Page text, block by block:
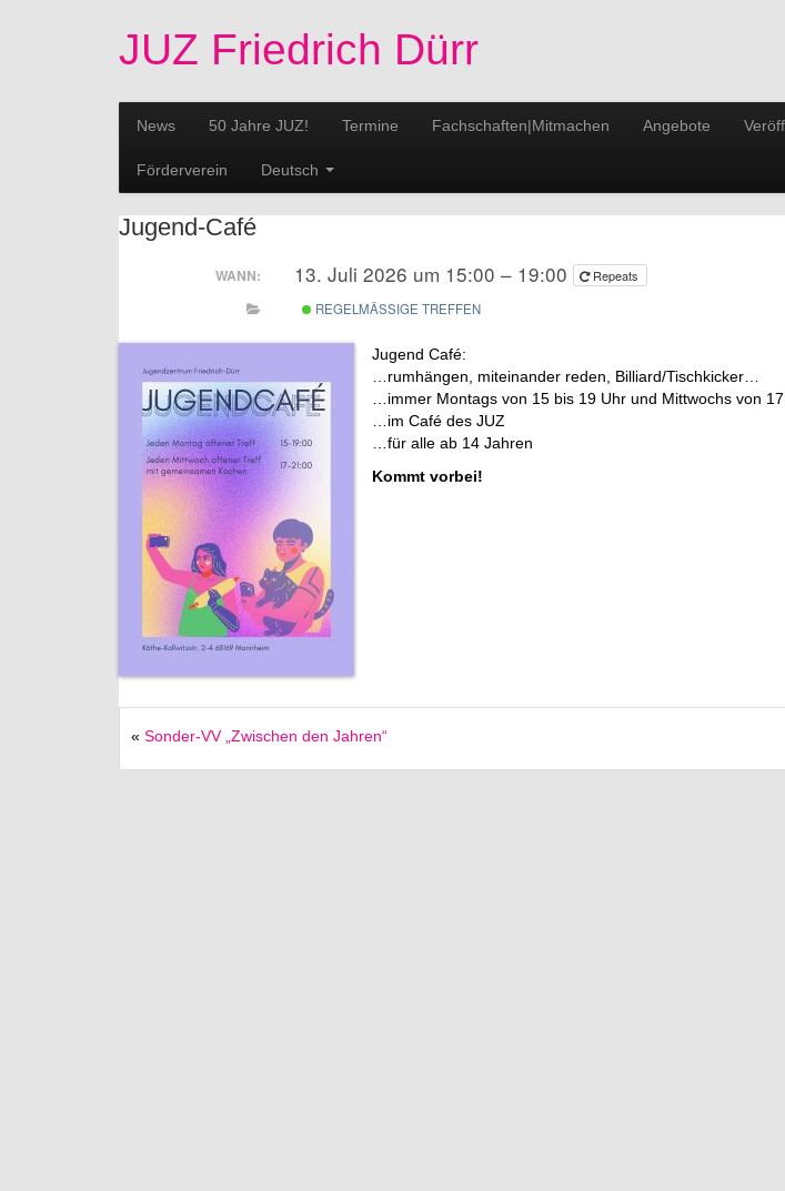
JUZ Friedrich Dürr
News 50 Jahre JUZ! Termine Fachschaften|Mitmachen Angebote
Förderverein Deutsch
Jugend-Café
WANN: 13. Juli 2026 um 15:00 – 19:00
Repeats
REGELMÄSSIGE TREFFEN
Jugend Café:
…rumhängen, miteinander reden, Billiard/Tischkicker…
…immer Montags von 15 bis 19 Uhr und Mittwochs von
…im Café des JUZ
…für alle ab 14 Jahren
Kommt vorbei!
« Sonder-VV „Zwischen den Jahren“